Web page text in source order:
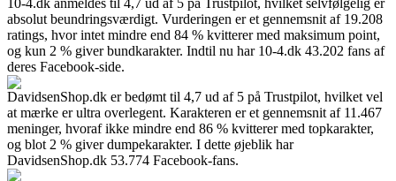
absolut beundringsværdigt. Vurderingen er et gennemsnit af 19.208
ratings, hvor intet mindre end 84 % kvitterer med maksimum point,
og kun 2 % giver bundkarakter. Indtil nu har 10-4.dk 43.202 fans af
deres Facebook-side.
DavidsenShop.dk er bedømt til 4,7 ud af 5 på Trustpilot, hvilket vel
at mærke er ultra overlegent. Karakteren er et gennemsnit af 11.467
meninger, hvoraf ikke mindre end 86 % kvitterer med topkarakter,
og blot 2 % giver dumpekarakter. I dette øjeblik har
DavidsenShop.dk 53.774 Facebook-fans.